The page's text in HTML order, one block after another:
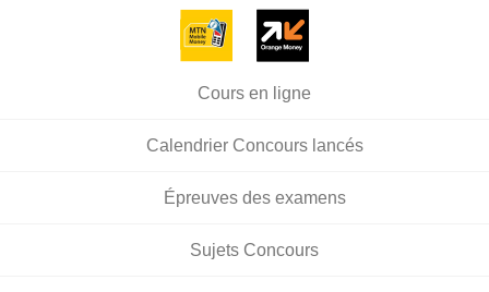
Cours en ligne
Calendrier Concours lancés
Épreuves des examens
Sujets Concours